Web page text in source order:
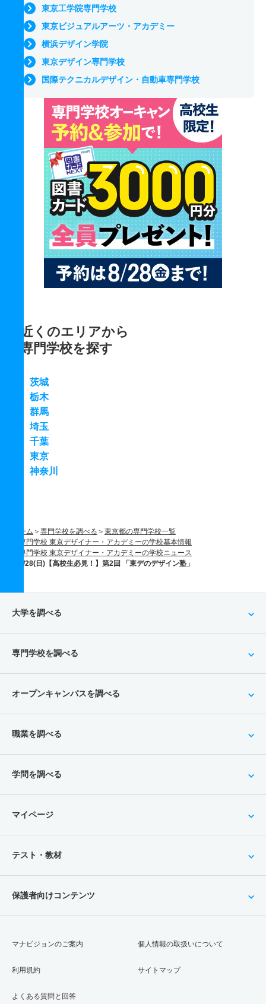
東京工学院専門学校
東京ビジュアルアーツ・アカデミー
横浜デザイン学院
東京デザイン専門学校
国際テクニカルデザイン・自動車専門学校
近くのエリアから
専門学校を探す
茨城
栃木
群馬
埼玉
千葉
東京
神奈川
ホーム 専門学校を調べる
東京都の専門学校一覧
専門学校 東京デザイナー・アカデミーの学校基本情報
専門学校 東京デザイナー・アカデミーの学校ニュース
6/28(日)【高校生必見！】第2回 「東デのデザイン塾」
大学を調べる
専門学校を調べる
オープンキャンパスを調べる
職業を調べる
学問を調べる
マイページ
テスト・教材
保護者向けコンテンツ
マナビジョンのご案内
利用規約
よくある質問と回答
個人情報の取扱いについて
サイトマップ